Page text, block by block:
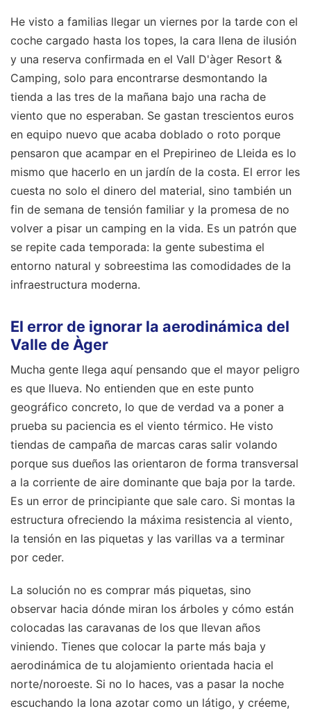
He visto a familias llegar un viernes por la tarde con el
coche cargado hasta los topes, la cara llena de ilusión
y una reserva confirmada en el Vall D'àger Resort &
Camping, solo para encontrarse desmontando la
tienda a las tres de la mañana bajo una racha de
viento que no esperaban. Se gastan trescientos euros
en equipo nuevo que acaba doblado o roto porque
pensaron que acampar en el Prepirineo de Lleida es lo
mismo que hacerlo en un jardín de la costa. El error les
cuesta no solo el dinero del material, sino también un
fin de semana de tensión familiar y la promesa de no
volver a pisar un camping en la vida. Es un patrón que
se repite cada temporada: la gente subestima el
entorno natural y sobreestima las comodidades de la
infraestructura moderna.
El error de ignorar la aerodinámica del
Valle de Àger
Mucha gente llega aquí pensando que el mayor peligro
es que llueva. No entienden que en este punto
geográfico concreto, lo que de verdad va a poner a
prueba su paciencia es el viento térmico. He visto
tiendas de campaña de marcas caras salir volando
porque sus dueños las orientaron de forma transversal
a la corriente de aire dominante que baja por la tarde.
Es un error de principiante que sale caro. Si montas la
estructura ofreciendo la máxima resistencia al viento,
la tensión en las piquetas y las varillas va a terminar
por ceder.
La solución no es comprar más piquetas, sino
observar hacia dónde miran los árboles y cómo están
colocadas las caravanas de los que llevan años
viniendo. Tienes que colocar la parte más baja y
aerodinámica de tu alojamiento orientada hacia el
norte/noroeste. Si no lo haces, vas a pasar la noche
escuchando la lona azotar como un látigo, y créeme,